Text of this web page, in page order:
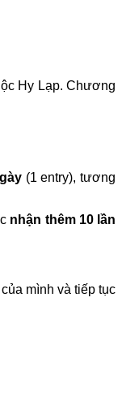
Hy Lạp. Chương
(1 entry), tương
nhận thêm 10 lần
mình và tiếp tục